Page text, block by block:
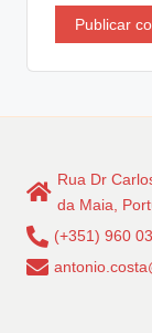
Rua Dr
da Maia,
(+351) 960